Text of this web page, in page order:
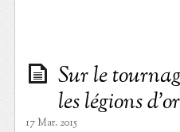
Sur le
les légions
17 Mar. 2015